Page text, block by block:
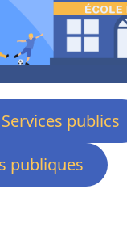
Services publics
publiques